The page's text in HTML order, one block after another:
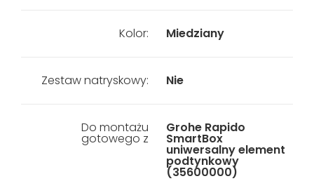
Kolor: Miedziany
Zestaw natryskowy: Nie
Do montażu
gotowego z
Grohe Rapido
SmartBox
uniwersalny element
podtynkowy
(35600000)